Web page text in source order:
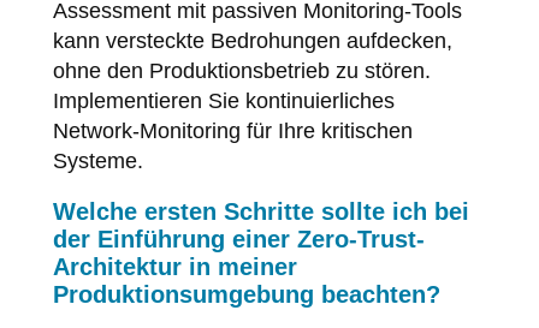
Assessment mit passiven Monitoring-Tools
kann versteckte Bedrohungen aufdecken,
ohne den Produktionsbetrieb zu stören.
Implementieren Sie kontinuierliches
Network-Monitoring für Ihre kritischen
Systeme.
Welche ersten Schritte sollte ich bei
der Einführung einer Zero-Trust-
Architektur in meiner
Produktionsumgebung beachten?